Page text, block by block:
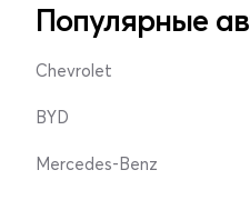
Популярные
Chevrolet
BYD
Mercedes-Benz